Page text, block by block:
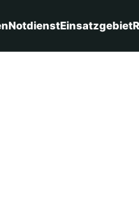
NotdienstEinsatzgebiet